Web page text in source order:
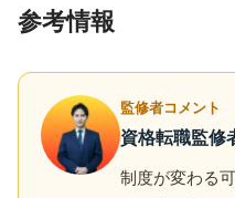
参考情報
監修者コメント
資格転職監修
制度が変わる